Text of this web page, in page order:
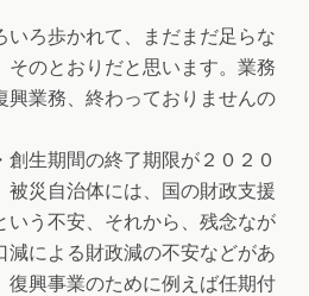
ろ歩かれて、まだまだ足らな
そのとおりだと思います。業務
興業務、終わっておりませんの
生期間の終了期限が２０２０
被災自治体には、国の財政支援
いう不安、それから、残念なが
減による財政減の不安などがあ
復興事業のために例えば任期付